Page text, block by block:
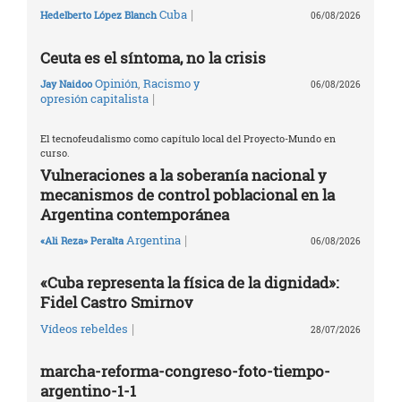
Hedelberto López Blanch Cuba | 06/08/2026
Ceuta es el síntoma, no la crisis
Jay Naidoo Opinión Racismo y
opresión capitalista |
06/08/2026
El tecnofeudalismo como capítulo local del Proyecto-Mundo en
curso.
Vulneraciones a la soberanía nacional y
mecanismos de control poblacional en la
Argentina contemporánea
«Ali Reza» Peralta Argentina | 06/08/2026
«Cuba representa la física de la dignidad»:
Fidel Castro Smirnov
Vídeos rebeldes | 28/07/2026
marcha-reforma-congreso-foto-tiempo-
argentino-1-1